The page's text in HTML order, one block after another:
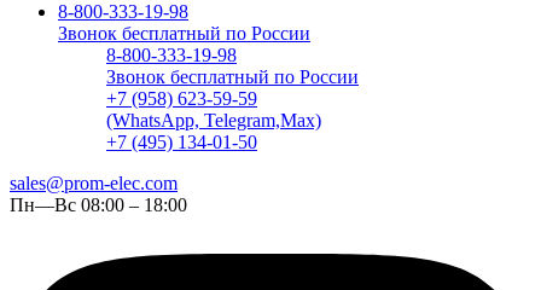
8-800-333-19-98
Звонок бесплатный по России
8-800-333-19-98
Звонок бесплатный по России
+7 (958) 623-59-59
(WhatsApp, Telegram,Max)
+7 (495) 134-01-50
sales@prom-elec.com
Пн—Вс 08:00 – 18:00